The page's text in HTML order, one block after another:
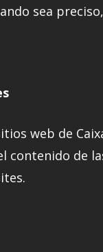
sea
web de
contenido de